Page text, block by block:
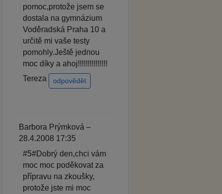
pomoc,protože jsem se
dostala na gymnázium
Voděradská Praha 10 a
určitě mi vaše testy
pomohly.Ještě jednou
moc díky a ahoj!!!!!!!!!!!!!!!
Tereza
odpovědět
Barbora Prýmková –
28.4.2008 17:35
#5#Dobrý den,chci vám
moc moc poděkovat za
přípravu na zkoušky,
protože jste mi moc